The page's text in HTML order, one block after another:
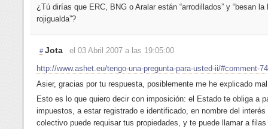
¿Tú dirías que ERC, BNG o Aralar están “arrodillados” y “besan la
rojigualda”?
# Jota
el 03 Abril 2007 a las 19:05:00
http://www.ashet.eu/tengo-una-pregunta-para-usted-ii/#comment-
Asier, gracias por tu respuesta, posiblemente me he explicado
Esto es lo que quiero decir con imposición: el Estado te obliga a
impuestos, a estar registrado e identificado, en nombre del interés
colectivo puede requisar tus propiedades, y te puede llamar a